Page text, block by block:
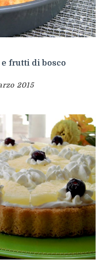
e frutti di bosco
2015